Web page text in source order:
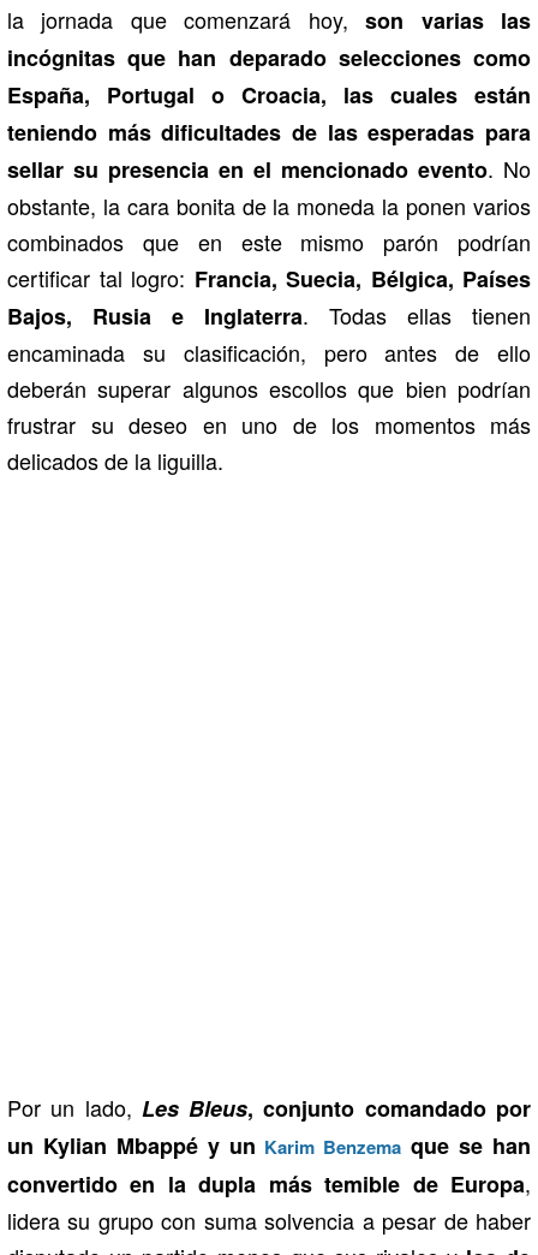
la jornada que comenzará hoy,son varias las
incógnitas que han deparado selecciones como
España, Portugal o Croacia, las cuales están
teniendo más dificultades de las esperadas para
sellar su presencia en el mencionado evento. No
obstante, la cara bonita de la moneda la ponen varios
combinados que en este mismo parón podrían
certificar tal logro: Francia, Suecia, Bélgica, Países
Bajos, Rusia e Inglaterra. Todas ellas tienen
encaminada su clasificación, pero antes de ello
deberán superar algunos escollos que bien podrían
frustrar su deseo en uno de los momentos más
delicados de la liguilla.
Por un lado, Les Bleus, conjunto comandado por
un Kylian Mbappé y un Karim Benzema que se han
convertido en la dupla más temible de Europa,
lidera su grupo con suma solvencia a pesar de haber